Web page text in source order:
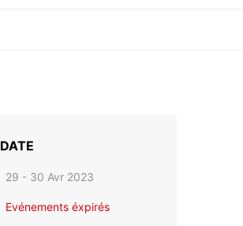
DATE
29 - 30 Avr 2023
Evénements éxpirés